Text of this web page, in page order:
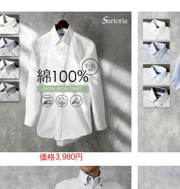
価格3,980円